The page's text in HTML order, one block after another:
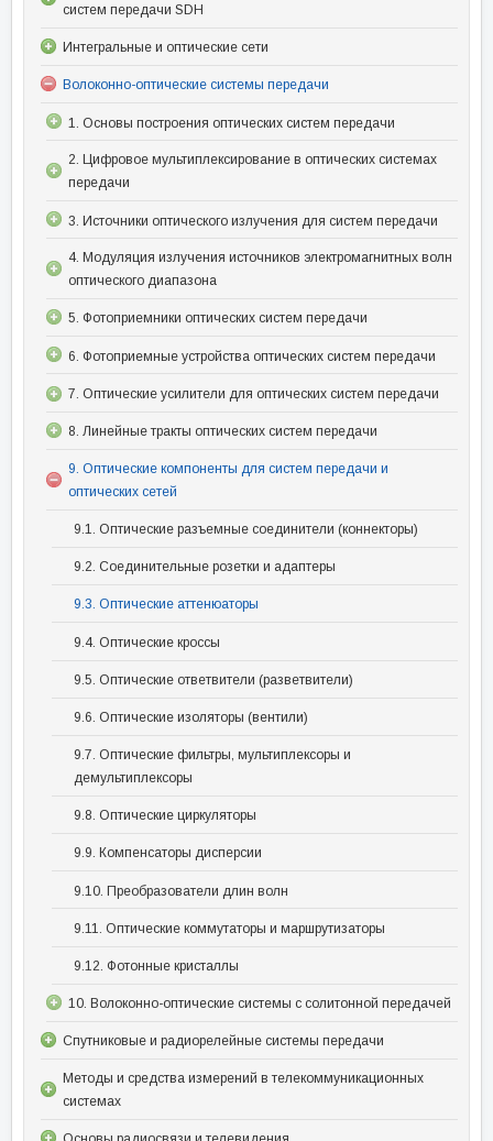
систем передачи SDH
Интегральные и оптические сети
Волоконно-оптические системы передачи
1. Основы построения оптических систем передачи
2. Цифровое мультиплексирование в оптических системах
передачи
3. Источники оптического излучения для систем передачи
4. Модуляция излучения источников электромагнитных волн
оптического диапазона
5. Фотоприемники оптических систем передачи
6. Фотоприемные устройства оптических систем передачи
7. Оптические усилители для оптических систем передачи
8. Линейные тракты оптических систем передачи
9. Оптические компоненты для систем передачи и
оптических сетей
9.1. Оптические разъемные соединители (коннекторы)
9.2. Соединительные розетки и адаптеры
9.3. Оптические аттенюаторы
9.4. Оптические кроссы
9.5. Оптические ответвители (разветвители)
9.6. Оптические изоляторы (вентили)
9.7. Оптические фильтры, мультиплексоры и
демультиплексоры
9.8. Оптические циркуляторы
9.9. Компенсаторы дисперсии
9.10. Преобразователи длин волн
9.11. Оптические коммутаторы и маршрутизаторы
9.12. Фотонные кристаллы
10. Волоконно-оптические системы с солитонной передачей
Спутниковые и радиорелейные системы передачи
Методы и средства измерений в телекоммуникационных
системах